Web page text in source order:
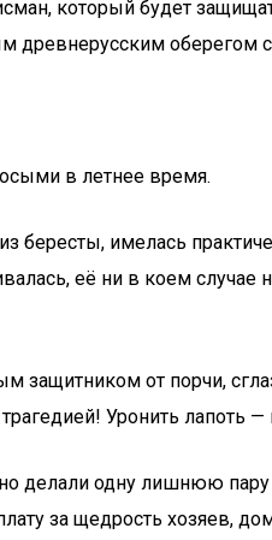
который будет
оберегом
в летнее время.
бересты, имелась
её ни в коем
от порчи,
Уронить лапоть
делали одну лишнюю
за щедрость хозяев,